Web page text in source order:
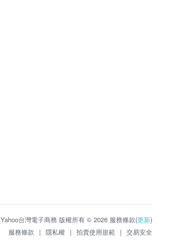
Yahoo台灣電子商務 版權所有 © 2026 服務條款(更新)
服務條款
| 隱私權 | 拍賣使用規範 | 交易安全